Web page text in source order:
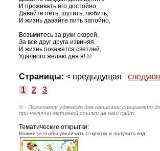
И проживать его достойно,
Давайте петь, шутить, любить,
И жизнь давайте пить запойно,
Возьмитесь за руки скорей,
За всё друг друга извиняя,
И жизнь покажется светлей,
Удачного желаю дня я! ©
Страницы: < предыдущая
1
2 3
© - Пожелания удачного дня написаны специально
при наличии активной ссылки на наш сайт.
Тематические открытки:
Нажмите чтобы увеличить открытку и получить код